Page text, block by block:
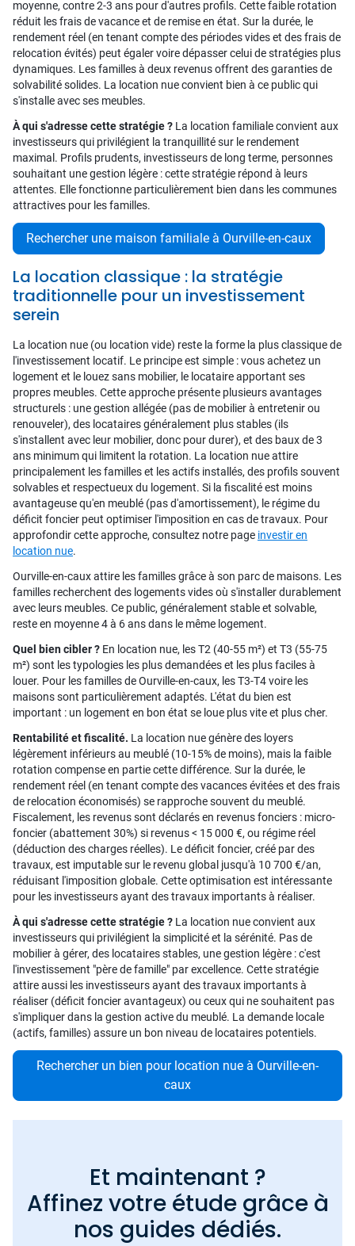
moyenne, contre 2-3 ans pour d'autres profils. Cette faible rotation
réduit les frais de vacance et de remise en état. Sur la durée, le
rendement réel (en tenant compte des périodes vides et des frais de
relocation évités) peut égaler voire dépasser celui de stratégies plus
dynamiques. Les familles à deux revenus offrent des garanties de
solvabilité solides. La location nue convient bien à ce public qui
s'installe avec ses meubles.
À qui s'adresse cette stratégie ? La location familiale convient aux
investisseurs qui privilégient la tranquillité sur le rendement
maximal. Profils prudents, investisseurs de long terme, personnes
souhaitant une gestion légère : cette stratégie répond à leurs
attentes. Elle fonctionne particulièrement bien dans les communes
attractives pour les familles.
Rechercher une maison familiale à Ourville-en-caux
La location classique : la stratégie
traditionnelle pour un investissement
serein
La location nue (ou location vide) reste la forme la plus classique de
l'investissement locatif. Le principe est simple : vous achetez un
logement et le louez sans mobilier, le locataire apportant ses
propres meubles. Cette approche présente plusieurs avantages
structurels : une gestion allégée (pas de mobilier à entretenir ou
renouveler), des locataires généralement plus stables (ils
s'installent avec leur mobilier, donc pour durer), et des baux de 3
ans minimum qui limitent la rotation. La location nue attire
principalement les familles et les actifs installés, des profils souvent
solvables et respectueux du logement. Si la fiscalité est moins
avantageuse qu'en meublé (pas d'amortissement), le régime du
déficit foncier peut optimiser l'imposition en cas de travaux. Pour
approfondir cette approche, consultez notre page investir en
location nue.
Ourville-en-caux attire les familles grâce à son parc de maisons. Les
familles recherchent des logements vides où s'installer durablement
avec leurs meubles. Ce public, généralement stable et solvable,
reste en moyenne 4 à 6 ans dans le même logement.
Quel bien cibler ? En location nue, les T2 (40-55 m²) et T3 (55-75
m²) sont les typologies les plus demandées et les plus faciles à
louer. Pour les familles de Ourville-en-caux, les T3-T4 voire les
maisons sont particulièrement adaptés. L'état du bien est
important : un logement en bon état se loue plus vite et plus cher.
Rentabilité et fiscalité. La location nue génère des loyers
légèrement inférieurs au meublé (10-15% de moins), mais la faible
rotation compense en partie cette différence. Sur la durée, le
rendement réel (en tenant compte des vacances évitées et des frais
de relocation économisés) se rapproche souvent du meublé.
Fiscalement, les revenus sont déclarés en revenus fonciers : micro-
foncier (abattement 30%) si revenus < 15 000 €, ou régime réel
(déduction des charges réelles). Le déficit foncier, créé par des
travaux, est imputable sur le revenu global jusqu'à 10 700 €/an,
réduisant l'imposition globale. Cette optimisation est intéressante
pour les investisseurs ayant des travaux importants à réaliser.
À qui s'adresse cette stratégie ? La location nue convient aux
investisseurs qui privilégient la simplicité et la sérénité. Pas de
mobilier à gérer, des locataires stables, une gestion légère : c'est
l'investissement "père de famille" par excellence. Cette stratégie
attire aussi les investisseurs ayant des travaux importants à
réaliser (déficit foncier avantageux) ou ceux qui ne souhaitent pas
s'impliquer dans la gestion active du meublé. La demande locale
(actifs, familles) assure un bon niveau de locataires potentiels.
Rechercher un bien pour location nue à Ourville-en-
caux
Et maintenant ?
Affinez votre étude grâce à
nos guides dédiés.